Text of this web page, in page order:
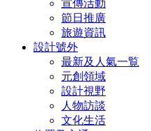
宣傳活動
節日推廣
旅遊資訊
設計號外
最新及人氣一覧
元創領域
設計視野
人物訪談
文化生活